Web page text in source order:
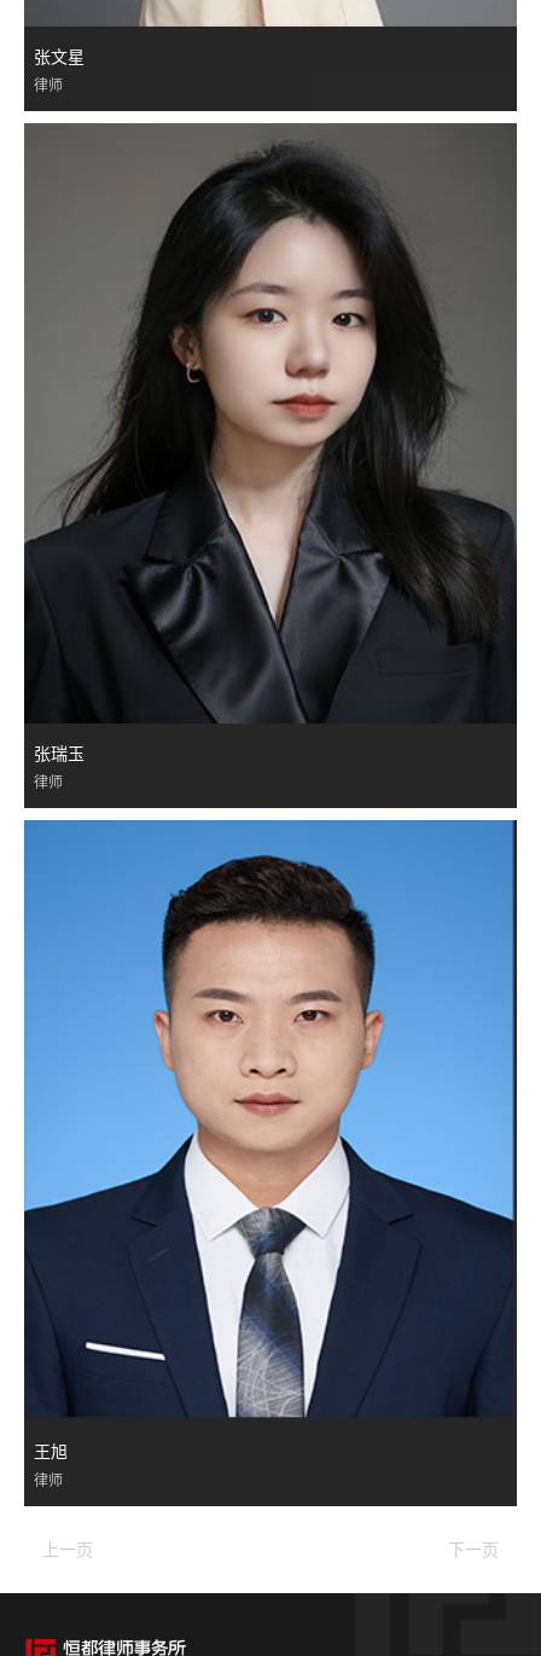
张文星
律师
张瑞玉
律师
王旭
律师
上一页 下一页